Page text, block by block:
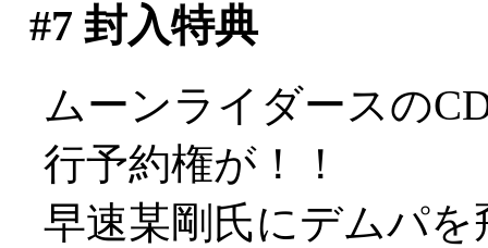
#7 封入特典
ムーンライダースの
行予約権が！！
早速某剛氏にデムパ